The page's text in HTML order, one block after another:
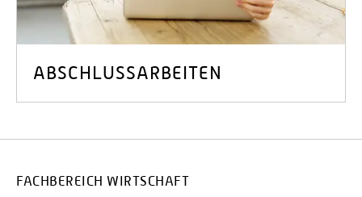
ABSCHLUSSARBEITEN
FACHBEREICH WIRTSCHAFT